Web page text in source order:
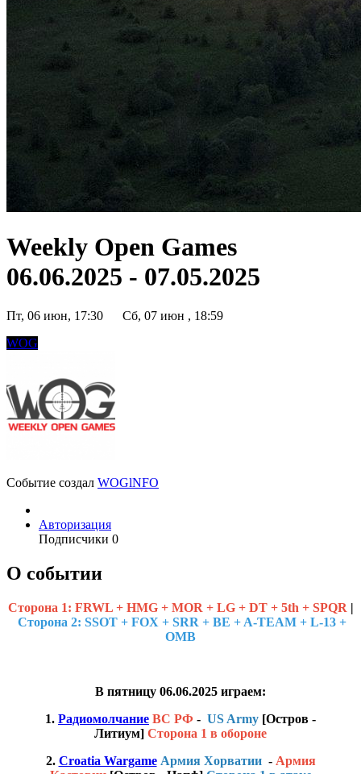
Weekly Open Games
06.06.2025 - 07.05.2025
Пт, 06 июн, 17:30
Сб, 07 июн , 18:59
WOG
Событие создал WOGlNFO
Авторизация
Подписчики 0
О событии
Cторона 1: FRWL + HMG + MOR + LG + DT + 5th + SPQR |
Сторона 2: SSOT + FOX + SRR + BE + A-TEAM + L-13 +
OMB
В пятницу 06.06.2025 играем:
1. Радиомолчание ВС РФ - US Army [Остров -
Литиум] Сторона 1 в обороне
2. Croatia Wargame Армия Хорватии -Армия